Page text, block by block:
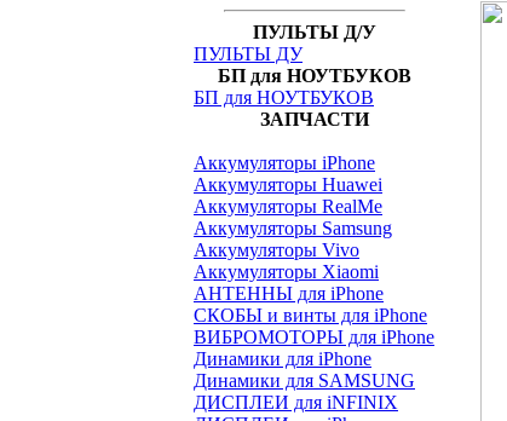
ПУЛЬТЫ Д/У
ПУЛЬТЫ ДУ
БП для НОУТБУКОВ
БП для НОУТБУКОВ
ЗАПЧАСТИ
Аккумуляторы iPhone
Аккумуляторы Huawei
Аккумуляторы RealMe
Аккумуляторы Samsung
Аккумуляторы Vivo
Аккумуляторы Xiaomi
АНТЕННЫ для iPhone
СКОБЫ и винты для iPhone
ВИБРОМОТОРЫ для iPhone
Динамики для iPhone
Динамики для SAMSUNG
ДИСПЛЕИ для iNFINIX